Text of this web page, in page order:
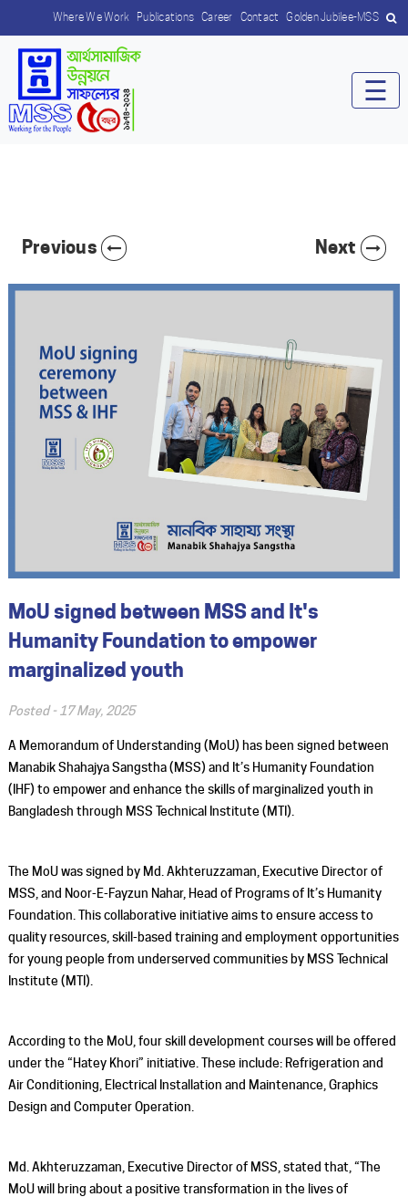
Where We Work Publications Career Contact Golden Jubilee-MSS
☰
Previous Next
MoU signed between MSS and It's
Humanity Foundation to empower
marginalized youth
Posted - 17 May, 2025
A Memorandum of Understanding (MoU) has been signed between
Manabik Shahajya Sangstha (MSS) and It’s Humanity Foundation
(IHF) to empower and enhance the skills of marginalized youth in
Bangladesh through MSS Technical Institute (MTI).
The MoU was signed by Md. Akhteruzzaman, Executive Director of
MSS, and Noor-E-Fayzun Nahar, Head of Programs of It’s Humanity
Foundation. This collaborative initiative aims to ensure access to
quality resources, skill-based training and employment opportunities
for young people from underserved communities by MSS Technical
Institute (MTI).
According to the MoU, four skill development courses will be offered
under the “Hatey Khori” initiative. These include: Refrigeration and
Air Conditioning, Electrical Installation and Maintenance, Graphics
Design and Computer Operation.
Md. Akhteruzzaman, Executive Director of MSS, stated that, “The
MoU will bring about a positive transformation in the lives of